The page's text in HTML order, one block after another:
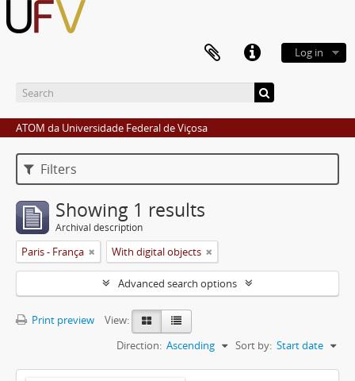
Log in
ATOM da Universidade Federal de Viçosa
Filters
Showing 1 results
Archival description
Paris - França With digital objects
Advanced search options
Print preview
View:
Sort by: Start date
Direction: Ascending